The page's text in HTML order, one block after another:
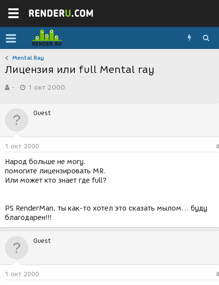
Mental Ray
Лицензия или full Mental ray
в
р
-
а
д
н
и
я
1 окт 2000
Guest
1 окт 2000
Народ больше не могу.
помогите лицензировать MR.
Или может кто знает где full?
PS RenderMan, ты как-то хотел это сказать мылом... буду
благодарен!!!
Guest
1 окт 2000